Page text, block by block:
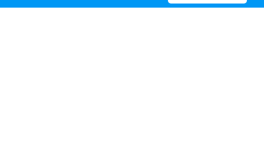
WWW.CHO.CZ/UDALOSTI/DUNAMIS-JEZISOVA-